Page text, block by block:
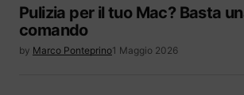
Pulizia per il tuo Mac? Basta
comando
by Marco Ponteprino1 Maggio 2026